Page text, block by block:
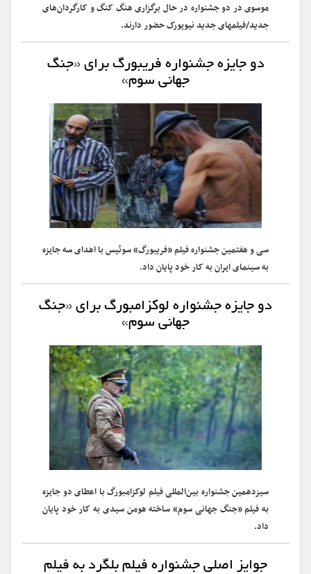
موسوی در دو جشنواره در حال برگزاری هنگ کنگ و کارگردان‌های
جدید/فیلمهای جدید نیویورک حضور دارند.
دو جایزه جشنواره فریبورگ برای «جنگ
جهانی سوم»
سی و هفتمین جشنواره فیلم «فریبورگ» سوئیس با اهدای سه جایزه
به سینمای ایران به کار خود پایان داد.
دو جایزه جشنواره لوکزامبورگ برای «جنگ
جهانی سوم»
سیزدهمین جشنواره بین‌المللی فیلم لوکزامبورگ با اعطای دو جایزه
به فیلم «جنگ جهانی سوم» ساخته هومن سیدی به کار خود پایان
داد.
جوایز اصلی جشنواره فیلم بلگرد به فیلم